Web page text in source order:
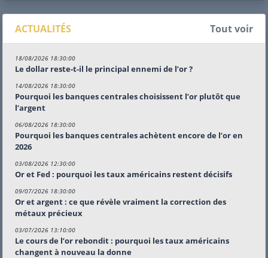
ACTUALITÉS Tout voir
18/08/2026 18:30:00
Le dollar reste-t-il le principal ennemi de l’or ?
14/08/2026 18:30:00
Pourquoi les banques centrales choisissent l’or plutôt que
l’argent
06/08/2026 18:30:00
Pourquoi les banques centrales achètent encore de l’or en
2026
03/08/2026 12:30:00
Or et Fed : pourquoi les taux américains restent décisifs
09/07/2026 18:30:00
Or et argent : ce que révèle vraiment la correction des
métaux précieux
03/07/2026 13:10:00
Le cours de l’or rebondit : pourquoi les taux américains
changent à nouveau la donne